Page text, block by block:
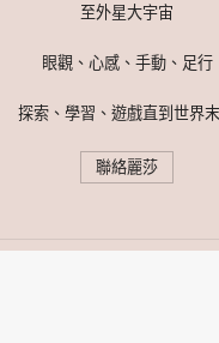
至外星大宇宙
眼觀、心感、手動、足行
探索、學習、遊戲直到世界
聯絡麗莎